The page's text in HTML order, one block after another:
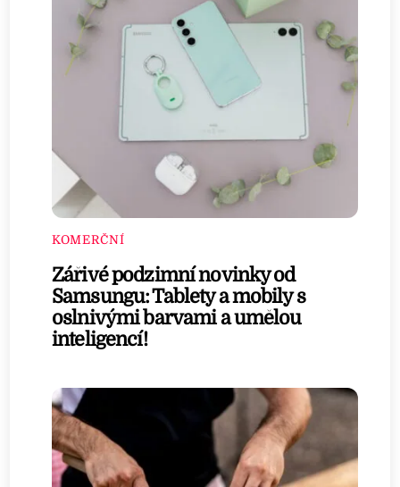
KOMERČNÍ
Zářivé podzimní novinky od
Samsungu: Tablety a mobily s
oslnivými barvami a umělou
inteligencí!